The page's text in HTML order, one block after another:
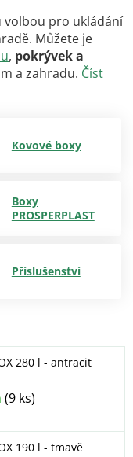
volbou pro ukládání
Můžete je
, pokrývek a
a zahradu. Číst
Kovové boxy
Boxy
PROSPERPLAST
Příslušenství
280 l - antracit
(9 ks)
190 l - tmavě